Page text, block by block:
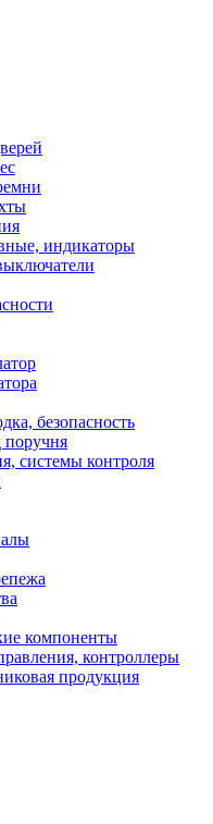
индикаторы
безопасность
поручня
системы контроля
компоненты
контроллеры
продукция